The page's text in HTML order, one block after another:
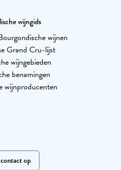
wijngids
wijnen
Grand Cru-lijst
wijngebieden
benamingen
wijnproducenten
op